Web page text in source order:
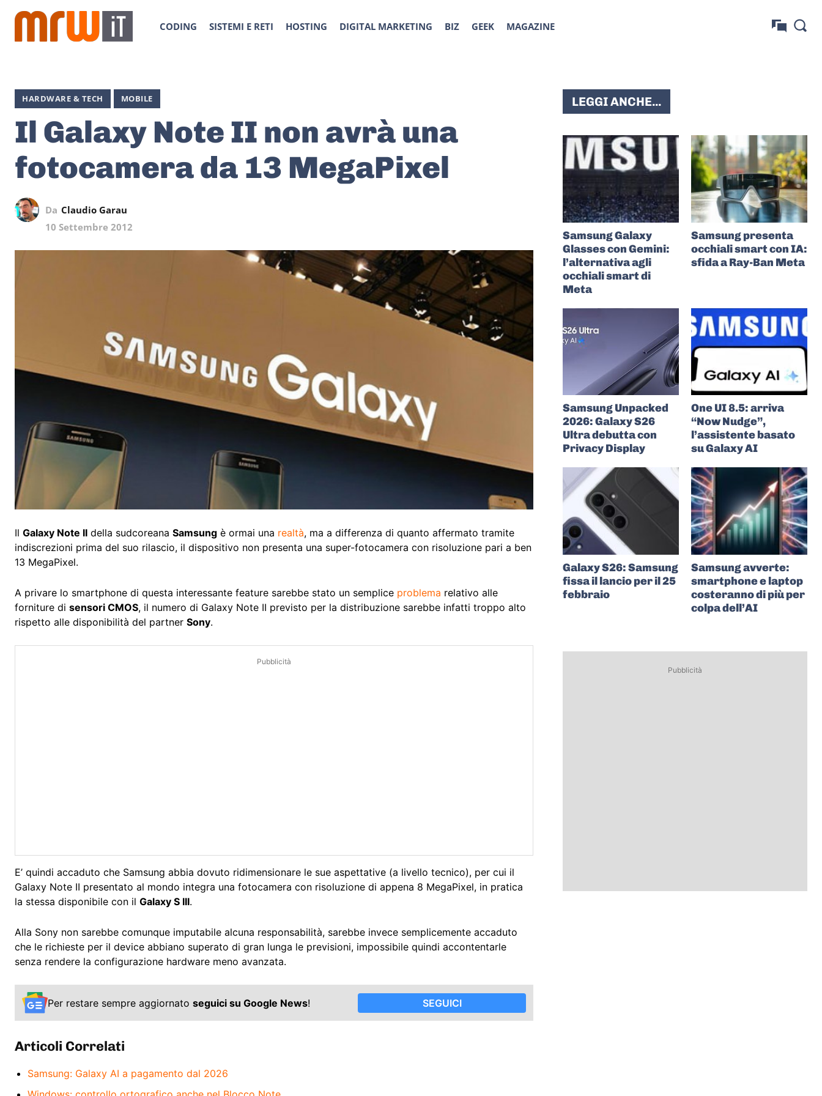
CODING SISTEMI E RETI HOSTING DIGITAL MARKETING BIZ GEEK MAGAZINE
HARDWARE & TECH MOBILE
Il Galaxy Note II non avrà una
fotocamera da 13 MegaPixel
Da Claudio Garau
10 Settembre 2012
Il Galaxy Note II della sudcoreana Samsung è ormai una realtà, ma a differenza di quanto affermato tramite
indiscrezioni prima del suo rilascio, il dispositivo non presenta una super-fotocamera con risoluzione pari a ben
13 MegaPixel.
A privare lo smartphone di questa interessante feature sarebbe stato un semplice problema relativo alle
forniture di sensori CMOS, il numero di Galaxy Note II previsto per la distribuzione sarebbe infatti troppo alto
rispetto alle disponibilità del partner Sony.
Pubblicità
E’ quindi accaduto che Samsung abbia dovuto ridimensionare le sue aspettative (a livello tecnico), per cui il
Galaxy Note II presentato al mondo integra una fotocamera con risoluzione di appena 8 MegaPixel, in pratica
la stessa disponibile con il Galaxy S III.
Alla Sony non sarebbe comunque imputabile alcuna responsabilità, sarebbe invece semplicemente accaduto
che le richieste per il device abbiano superato di gran lunga le previsioni, impossibile quindi accontentarle
senza rendere la configurazione hardware meno avanzata.
Per restare sempre aggiornato seguici su Google News! SEGUICI
Articoli Correlati
Samsung: Galaxy AI a pagamento dal 2026
LEGGI ANCHE...
Samsung Galaxy
Glasses con Gemini:
l’alternativa agli
occhiali smart di
Meta
Samsung presenta
occhiali smart con IA:
sfida a Ray-Ban Meta
Samsung Unpacked
2026: Galaxy S26
Ultra debutta con
Privacy Display
One UI 8.5: arriva
“Now Nudge”,
l’assistente basato
su Galaxy AI
Galaxy S26: Samsung
fissa il lancio per il 25
febbraio
Samsung avverte:
smartphone e laptop
costeranno di più per
colpa dell’AI
Pubblicità